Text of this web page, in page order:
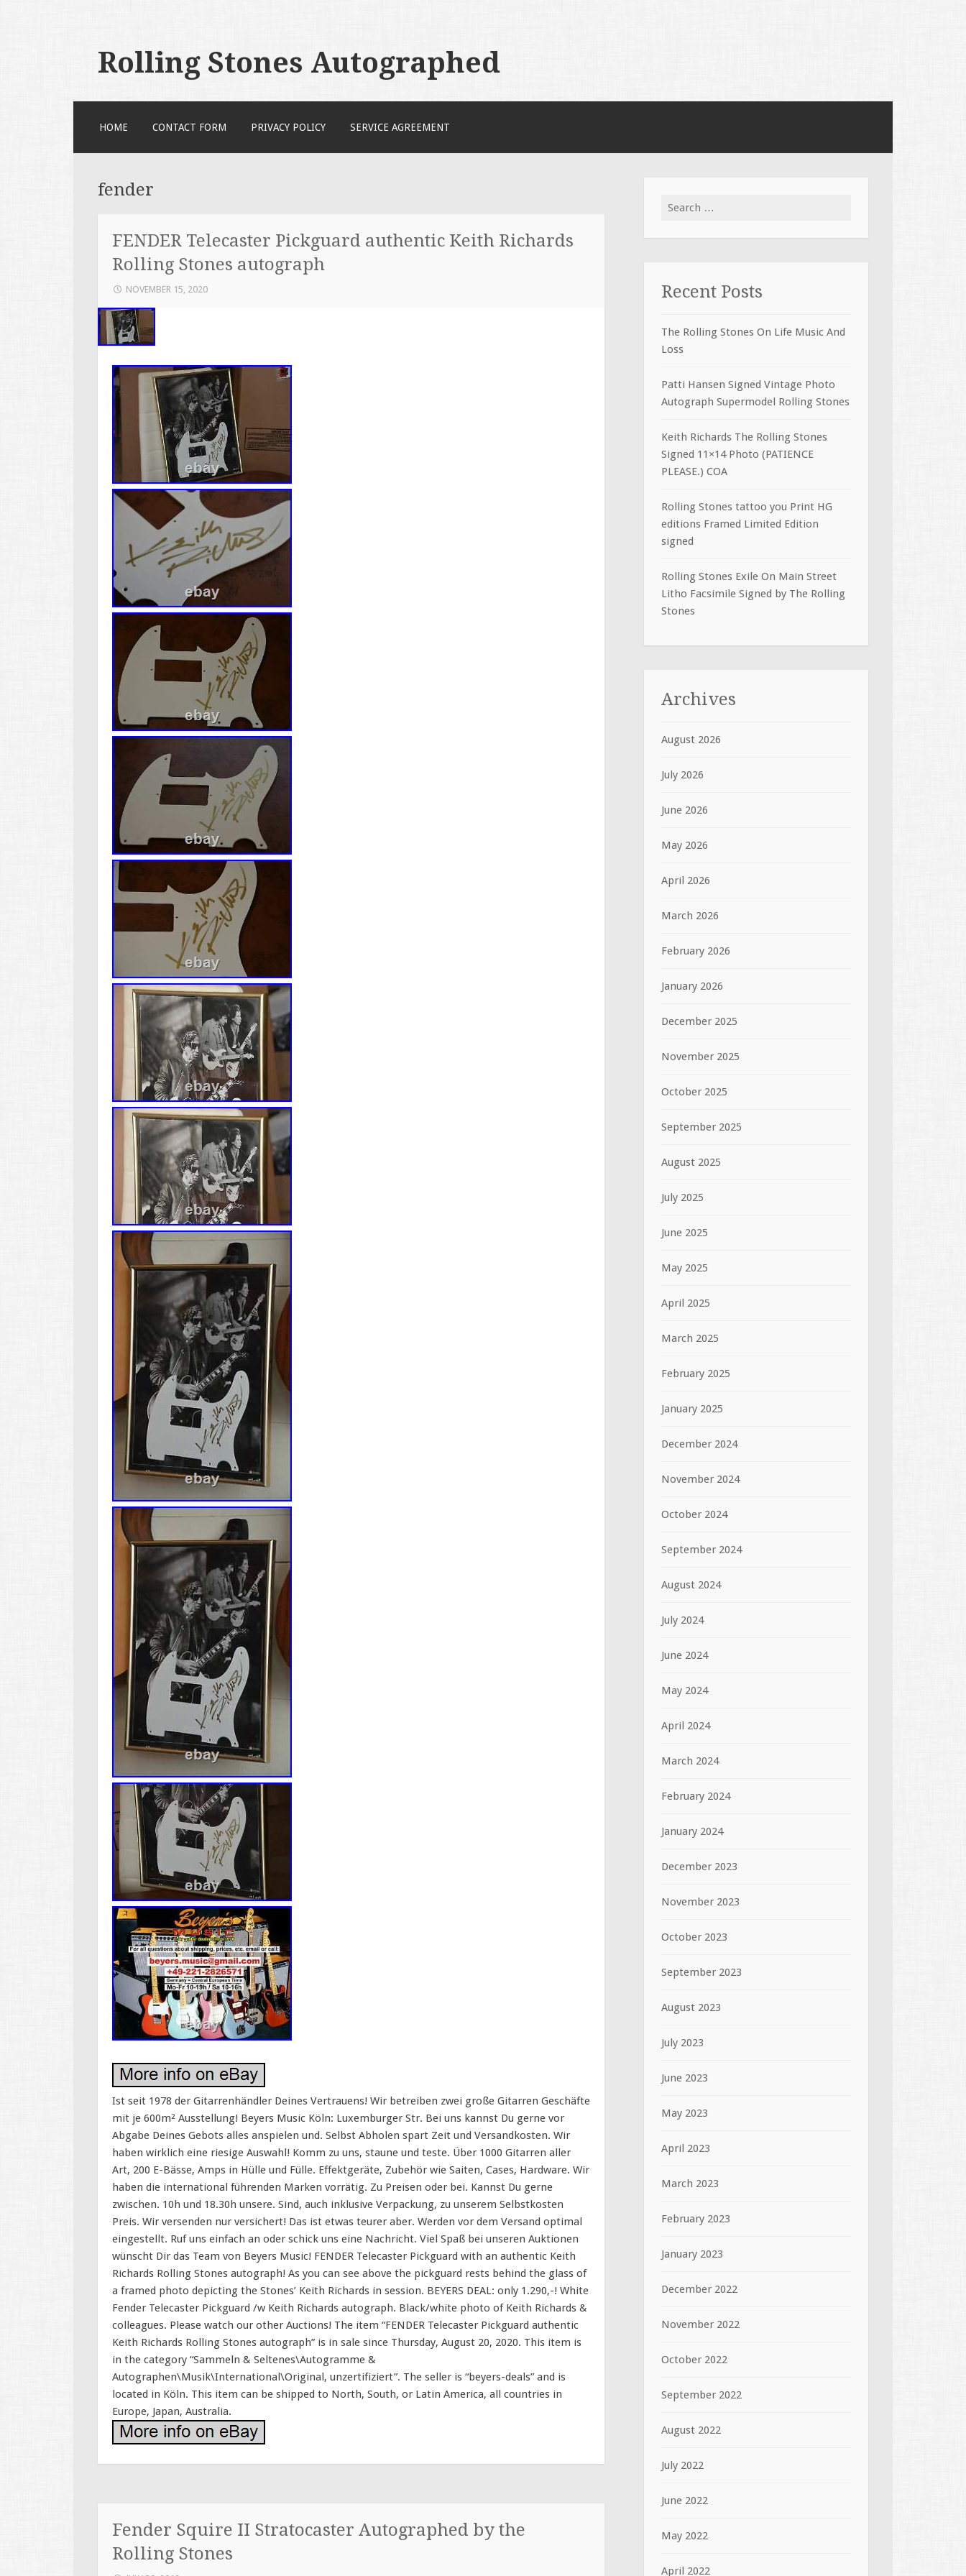
Rolling Stones Autographed
HOME CONTACT FORM PRIVACY POLICY SERVICE AGREEMENT
fender
FENDER Telecaster Pickguard authentic Keith Richards
Rolling Stones autograph
NOVEMBER 15, 2020
Ist seit 1978 der Gitarrenhändler Deines Vertrauens! Wir betreiben zwei große Gitarren Geschäfte
mit je 600m² Ausstellung! Beyers Music Köln: Luxemburger Str. Bei uns kannst Du gerne vor
Abgabe Deines Gebots alles anspielen und. Selbst Abholen spart Zeit und Versandkosten. Wir
haben wirklich eine riesige Auswahl! Komm zu uns, staune und teste. Über 1000 Gitarren aller
Art, 200 E-Bässe, Amps in Hülle und Fülle. Effektgeräte, Zubehör wie Saiten, Cases, Hardware. Wir
haben die international führenden Marken vorrätig. Zu Preisen oder bei. Kannst Du gerne
zwischen. 10h und 18.30h unsere. Sind, auch inklusive Verpackung, zu unserem Selbstkosten
Preis. Wir versenden nur versichert! Das ist etwas teurer aber. Werden vor dem Versand optimal
eingestellt. Ruf uns einfach an oder schick uns eine Nachricht. Viel Spaß bei unseren Auktionen
wünscht Dir das Team von Beyers Music! FENDER Telecaster Pickguard with an authentic Keith
Richards Rolling Stones autograph! As you can see above the pickguard rests behind the glass of
a framed photo depicting the Stones’ Keith Richards in session. BEYERS DEAL: only 1.290,-! White
Fender Telecaster Pickguard /w Keith Richards autograph. Black/white photo of Keith Richards &
colleagues. Please watch our other Auctions! The item “FENDER Telecaster Pickguard authentic
Keith Richards Rolling Stones autograph” is in sale since Thursday, August 20, 2020. This item is
in the category “Sammeln & Seltenes\Autogramme &
Autographen\Musik\International\Original, unzertifiziert”. The seller is “beyers-deals” and is
located in Köln. This item can be shipped to North, South, or Latin America, all countries in
Europe, Japan, Australia.
Fender Squire II Stratocaster Autographed by the
Rolling Stones
Search for:
Recent Posts
The Rolling Stones On Life Music And
Loss
Patti Hansen Signed Vintage Photo
Autograph Supermodel Rolling Stones
Keith Richards The Rolling Stones
Signed 11×14 Photo (PATIENCE
PLEASE.) COA
Rolling Stones tattoo you Print HG
editions Framed Limited Edition
signed
Rolling Stones Exile On Main Street
Litho Facsimile Signed by The Rolling
Stones
Archives
August 2026
July 2026
June 2026
May 2026
April 2026
March 2026
February 2026
January 2026
December 2025
November 2025
October 2025
September 2025
August 2025
July 2025
June 2025
May 2025
April 2025
March 2025
February 2025
January 2025
December 2024
November 2024
October 2024
September 2024
August 2024
July 2024
June 2024
May 2024
April 2024
March 2024
February 2024
January 2024
December 2023
November 2023
October 2023
September 2023
August 2023
July 2023
June 2023
May 2023
April 2023
March 2023
February 2023
January 2023
December 2022
November 2022
October 2022
September 2022
August 2022
July 2022
June 2022
May 2022
April 2022